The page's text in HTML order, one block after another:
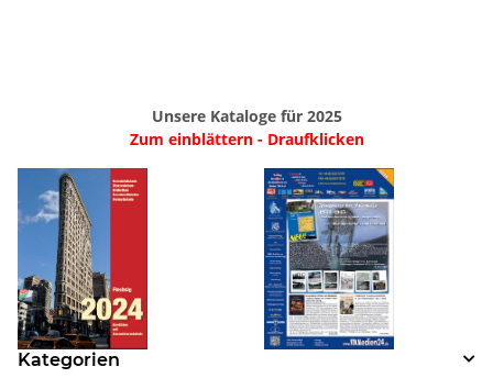
Unsere Kataloge für 2025
Zum einblättern - Draufklicken
Kategorien